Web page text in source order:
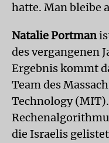
hatte. Man bleibe
Natalie Portman
des vergangenen
Ergebnis kommt
Team des
Technology
die Israelis